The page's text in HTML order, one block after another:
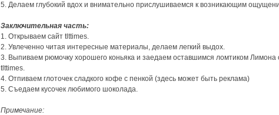
5. Делаем глубокий вдох и внимательно прислушиваемся к возникающим
Заключительная часть:
1. Открываем сайт tlttimes.
2. Увлеченно читая интересные материалы, делаем легкий выдох.
3. Выпиваем рюмочку хорошего коньяка и заедаем оставшимся ломтиком Лимона
tlttimes.
4. Отпиваем глоточек сладкого кофе с пенкой (здесь может быть реклама)
5. Съедаем кусочек любимого шоколада.
Примечание: